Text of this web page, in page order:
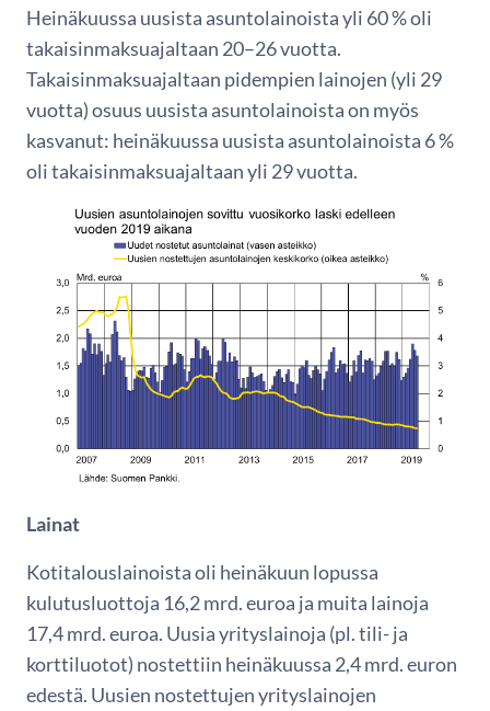
Heinäkuussa uusista asuntolainoista yli 60 % oli
takaisinmaksuajaltaan 20–26 vuotta.
Takaisinmaksuajaltaan pidempien lainojen (yli 29
vuotta) osuus uusista asuntolainoista on myös
kasvanut: heinäkuussa uusista asuntolainoista 6 %
oli takaisinmaksuajaltaan yli 29 vuotta.
Lainat
Kotitalouslainoista oli heinäkuun lopussa
kulutusluottoja 16,2 mrd. euroa ja muita lainoja
17,4 mrd. euroa. Uusia yrityslainoja (pl. tili- ja
korttiluotot) nostettiin heinäkuussa 2,4 mrd. euron
edestä. Uusien nostettujen yrityslainojen